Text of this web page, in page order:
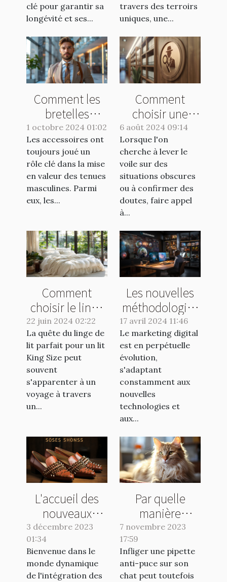
clé pour garantir sa
longévité et ses...
travers des terroirs
uniques, une...
Comment les
bretelles
peuvent
transformer une
tenue
masculine
1 octobre 2024 01:02
Les accessoires ont
toujours joué un
rôle clé dans la mise
en valeur des tenues
masculines. Parmi
eux, les...
Comment
choisir une
agence de
détective pour
vos enquêtes
discrètes
6 août 2024 09:14
Lorsque l'on
cherche à lever le
voile sur des
situations obscures
ou à confirmer des
doutes, faire appel
à...
Comment
choisir le linge
de lit idéal pour
un lit King Size
22 juin 2024 02:22
La quête du linge de
lit parfait pour un lit
King Size peut
souvent
s'apparenter à un
voyage à travers
un...
Les nouvelles
méthodologies
en marketing
digital pour
2023
17 avril 2024 11:46
Le marketing digital
est en perpétuelle
évolution,
s'adaptant
constamment aux
nouvelles
technologies et
aux...
L'accueil des
nouveaux
collaborateurs :
clé de la
réussite
3 décembre 2023
01:34
Bienvenue dans le
monde dynamique
de l'intégration des
Par quelle
manière
appliquer une
pipette anti-
puce à son
chat ?
7 novembre 2023
17:59
Infliger une pipette
anti-puce sur son
chat peut toutefois